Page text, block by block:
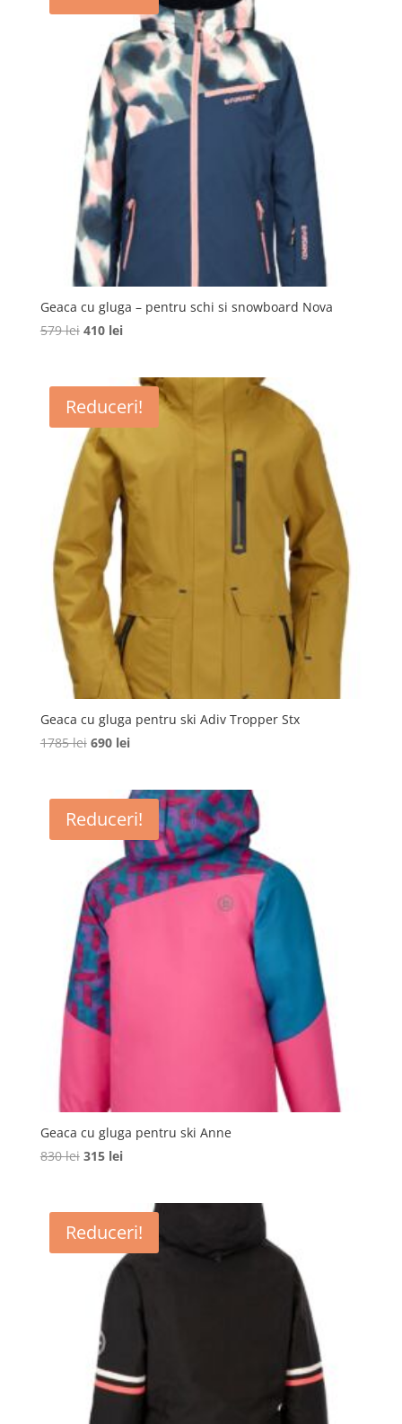
Geaca cu gluga – pentru schi si snowboard Nova
579lei Prețul
fost:
579 lei.
410 leiPrețul
410 lei.
Reduceri!
Geaca cu gluga pentru ski Adiv Tropper Stx
1785lei Prețul
fost:
1785 lei.
690 leiPrețul
690 lei.
Reduceri!
Geaca cu gluga pentru ski Anne
830lei Prețul
fost:
830 lei.
315 leiPrețul
315 lei.
Reduceri!